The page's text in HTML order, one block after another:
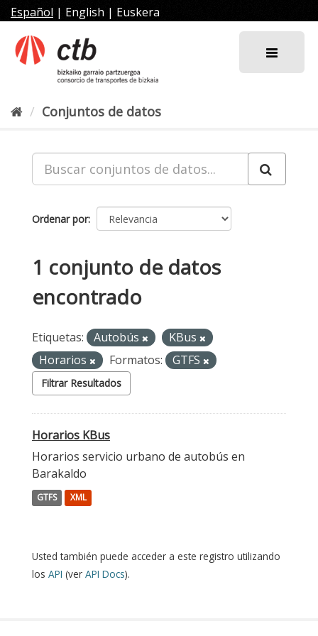
al
contenido
Español | English | Euskera
Conjuntos de datos
Ordenar por
1 conjunto de datos
encontrado
Etiquetas: Autobús
KBus
Horarios
Formatos: GTFS
Filtrar Resultados
Horarios KBus
Horarios servicio urbano de autobús en
Barakaldo
GTFS XML
Usted también puede acceder a este registro utilizando
los API (ver API Docs).